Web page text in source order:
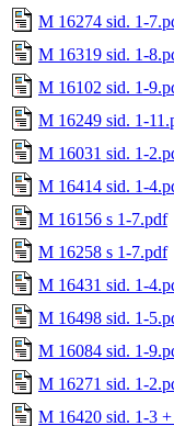
M 16274 sid. 1-
M 16319 sid. 1-
M 16102 sid. 1-
M 16249 sid. 1-
M 16031 sid. 1-
M 16414 sid. 1-
M 16156 s 1-7.pdf
M 16258 s 1-7.pdf
M 16431 sid. 1-
M 16498 sid. 1-
M 16084 sid. 1-
M 16271 sid. 1-
M 16420 sid. 1-3